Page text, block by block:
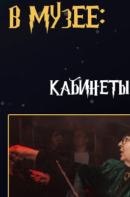
В МУЗЕЕ:
КАБИНЕТЫ